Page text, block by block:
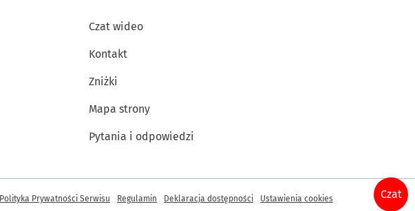
Czat
Czat wideo
Kontakt
Zniżki
Mapa strony
Pytania i odpowiedzi
Polityka Prywatności Serwisu Regulamin Deklaracja dostępności Ustawienia cookies